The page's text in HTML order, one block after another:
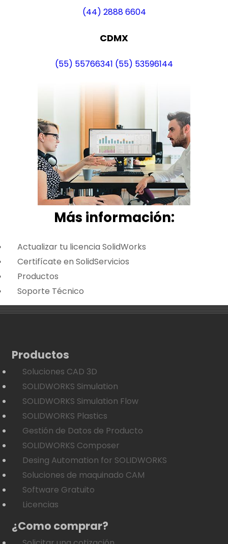
(44) 2888 6604
CDMX
(55) 55766341 (55) 53596144
Más información:
Actualizar tu licencia SolidWorks
Certifícate en SolidServicios
Productos
Soporte Técnico
Productos
Soluciones CAD 3D
SOLIDWORKS Simulation
SOLIDWORKS Simulation Flow
SOLIDWORKS Plastics
Gestión de Datos de Producto
SOLIDWORKS Composer
Desing Automation for SOLIDWORKS
Soluciones de maquinado CAM
Software Gratuito
Licencias
¿Como comprar?